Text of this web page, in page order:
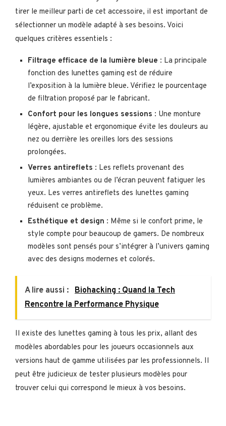
tirer le meilleur parti de cet accessoire, il est important de
sélectionner un modèle adapté à ses besoins. Voici
quelques critères essentiels :
Filtrage efficace de la lumière bleue : La principale
fonction des lunettes gaming est de réduire
l’exposition à la lumière bleue. Vérifiez le pourcentage
de filtration proposé par le fabricant.
Confort pour les longues sessions : Une monture
légère, ajustable et ergonomique évite les douleurs au
nez ou derrière les oreilles lors des sessions
prolongées.
Verres antireflets : Les reflets provenant des
lumières ambiantes ou de l’écran peuvent fatiguer les
yeux. Les verres antireflets des lunettes gaming
réduisent ce problème.
Esthétique et design : Même si le confort prime, le
style compte pour beaucoup de gamers. De nombreux
modèles sont pensés pour s’intégrer à l’univers gaming
avec des designs modernes et colorés.
A lire aussi :
Biohacking : Quand la Tech
Rencontre la Performance Physique
Il existe des lunettes gaming à tous les prix, allant des
modèles abordables pour les joueurs occasionnels aux
versions haut de gamme utilisées par les professionnels. Il
peut être judicieux de tester plusieurs modèles pour
trouver celui qui correspond le mieux à vos besoins.